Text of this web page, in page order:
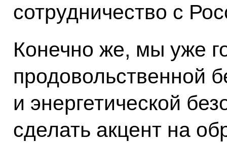
сотрудничество с
Конечно же, мы уже
продовольственной
и энергетической
сделать акцент на